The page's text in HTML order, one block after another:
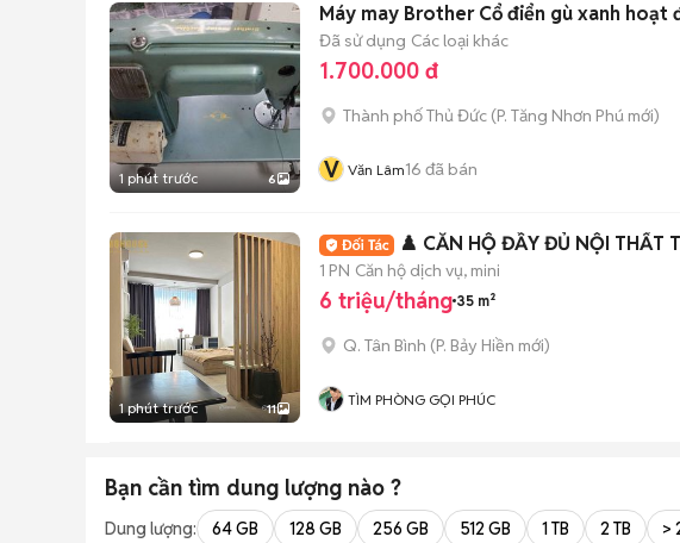
1 phút trước 6
Máy may Brother Cổ điển gù xanh hoạt
Đã sử dụng Các loại khác
1.700.000 đ
Thành phố Thủ Đức (P. Tăng Nhơn Phú mới)
V Văn Lâm16 đã bán
1 phút trước 11
♟️ CĂN HỘ ĐẦY ĐỦ NỘI THẤT
1 PN Căn hộ dịch vụ, mini
6 triệu/tháng 35 m²
Q. Tân Bình (P. Bảy Hiền mới)
TÌM PHÒNG GỌI PHÚC
Bạn cần tìm dung lượng nào ?
Dung lượng: 64 GB 128 GB 256 GB 512 GB 1 TB 2 TB >